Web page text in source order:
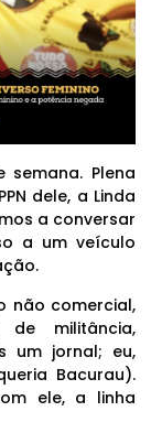
semana. Plena
dele, a Linda
a conversar
a um veículo
não comercial,
militância,
um jornal; eu,
Bacurau).
ele, a linha